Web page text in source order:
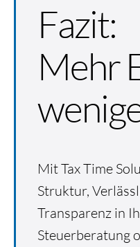
Fazit:
Mehr
Mit Tax Time
Struktur,
Transparenz in
Steuerberatung